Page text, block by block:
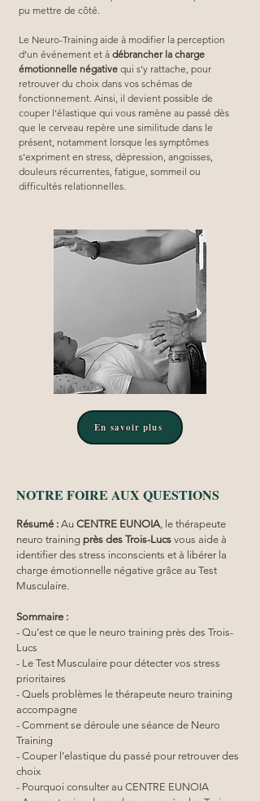
pu mettre de côté.
Le Neuro-Training aide à modifier la perception
d’un événement et à débrancher la charge
émotionnelle négative qui s’y rattache, pour
retrouver du choix dans vos schémas de
fonctionnement. Ainsi, il devient possible de
couper l’élastique qui vous ramène au passé dès
que le cerveau repère une similitude dans le
présent, notamment lorsque les symptômes
s’expriment en stress, dépression, angoisses,
douleurs récurrentes, fatigue, sommeil ou
difficultés relationnelles.
En savoir plus
NOTRE FOIRE AUX QUESTIONS
Résumé : Au CENTRE EUNOIA , le thérapeute
neuro training près des Trois-Lucs vous aide à
identifier des stress inconscients et à libérer la
charge émotionnelle négative grâce au Test
Musculaire.
Sommaire :
- Qu’est ce que le neuro training près des Trois-
Lucs
- Le Test Musculaire pour détecter vos stress
prioritaires
- Quels problèmes le thérapeute neuro training
accompagne
- Comment se déroule une séance de Neuro
Training
- Couper l’elastique du passé pour retrouver des
choix
- Pourquoi consulter au CENTRE EUNOIA